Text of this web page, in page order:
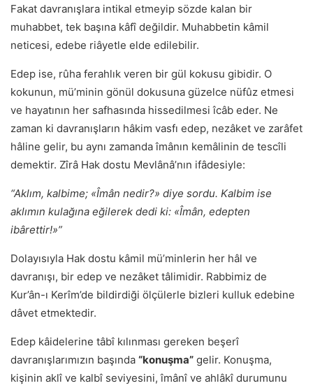
Fakat davranışlara intikal etmeyip sözde kalan bir
muhabbet, tek başına kâfî değildir. Muhabbetin kâmil
neticesi, edebe riâyetle elde edilebilir.
Edep ise, rûha ferahlık veren bir gül kokusu gibidir. O
kokunun, mü’minin gönül dokusuna güzelce nüfûz etmesi
ve hayatının her safhasında hissedilmesi îcâb eder. Ne
zaman ki davranışların hâkim vasfı edep, nezâket ve zarâfet
hâline gelir, bu aynı zamanda îmânın kemâlinin de tescîli
demektir. Zîrâ Hak dostu Mevlânâ’nın ifâdesiyle:
“Aklım, kalbime; «Îmân nedir?» diye sordu. Kalbim ise
aklımın kulağına eğilerek dedi ki: «Îmân, edepten
ibârettir!»”
Dolayısıyla Hak dostu kâmil mü’minlerin her hâl ve
davranışı, bir edep ve nezâket tâlimidir. Rabbimiz de
Kur’ân-ı Kerîm’de bildirdiği ölçülerle bizleri kulluk edebine
dâvet etmektedir.
Edep kâidelerine tâbî kılınması gereken beşerî
davranışlarımızın başında “konuşma” gelir. Konuşma,
kişinin aklî ve kalbî seviyesini, îmânî ve ahlâkî durumunu